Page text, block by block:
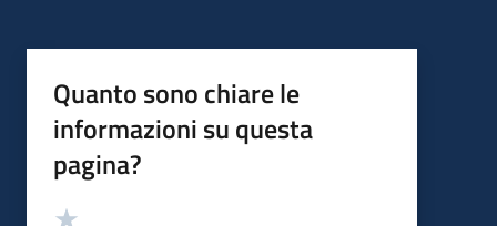
Quanto sono chiare le
informazioni su questa
pagina?
Valutazione